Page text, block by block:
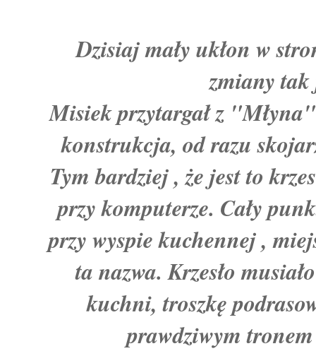
Dzisiaj mały ukłon w
zmiany tak
Misiek przytargał z
konstrukcja, od razu
Tym bardziej , że jest to
przy komputerze. Cały
przy wyspie kuchennej ,
ta nazwa. Krzesło
kuchni, troszkę
prawdziwym